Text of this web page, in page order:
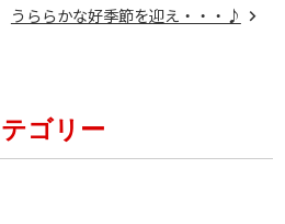
うららかな好季節を迎え・・・♪
ゴリー